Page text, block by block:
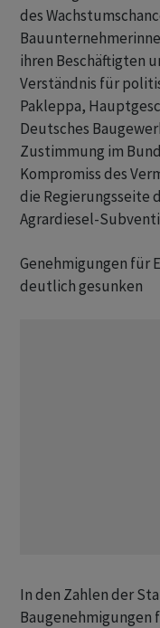
des
ihren Beschäftigten
Verständnis für
Pakleppa,
Deutsches
Zustimmung im
Kompromiss des
die Regierungsseite
Agrardiesel-
Genehmigungen für
deutlich gesunken
In den Zahlen der
Baugenehmigungen